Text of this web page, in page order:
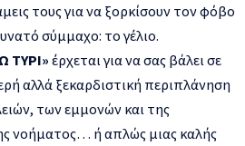
τους για να ξορκίσουν τον φόβο
σύμμαχο: το γέλιο.
ΤΥΡΙ»έρχεται για να σας βάλει σε
αλλά ξεκαρδιστική περιπλάνηση
των εμμονών και της
νοήματος… ή απλώς μιας καλής